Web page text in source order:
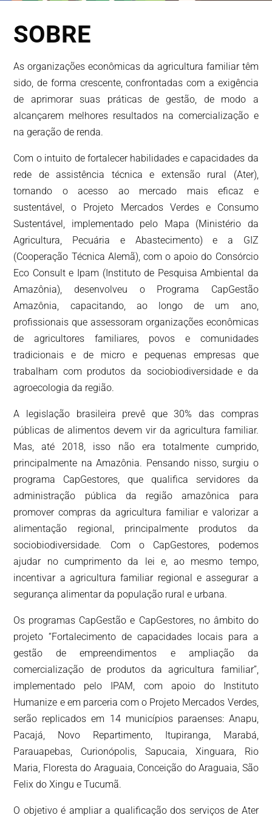
SOBRE
As organizações econômicas da agricultura familiar têm
sido, de forma crescente, confrontadas com a exigência
de aprimorar suas práticas de gestão, de modo a
alcançarem melhores resultados na comercialização e
na geração de renda.
Com o intuito de fortalecer habilidades e capacidades da
rede de assistência técnica e extensão rural (Ater),
tornando o acesso ao mercado mais eficaz e
sustentável, o Projeto Mercados Verdes e Consumo
Sustentável, implementado pelo Mapa (Ministério da
Agricultura, Pecuária e Abastecimento) e a GIZ
(Cooperação Técnica Alemã), com o apoio do Consórcio
Eco Consult e Ipam (Instituto de Pesquisa Ambiental da
Amazônia), desenvolveu o Programa CapGestão
Amazônia, capacitando, ao longo de um ano,
profissionais que assessoram organizações econômicas
de agricultores familiares, povos e comunidades
tradicionais e de micro e pequenas empresas que
trabalham com produtos da sociobiodiversidade e da
agroecologia da região.
A legislação brasileira prevê que 30% das compras
públicas de alimentos devem vir da agricultura familiar.
Mas, até 2018, isso não era totalmente cumprido,
principalmente na Amazônia. Pensando nisso, surgiu o
programa CapGestores, que qualifica servidores da
administração pública da região amazônica para
promover compras da agricultura familiar e valorizar a
alimentação regional, principalmente produtos da
sociobiodiversidade. Com o CapGestores, podemos
ajudar no cumprimento da lei e, ao mesmo tempo,
incentivar a agricultura familiar regional e assegurar a
segurança alimentar da população rural e urbana.
Os programas CapGestão e CapGestores, no âmbito do
projeto “Fortalecimento de capacidades locais para a
gestão de empreendimentos e ampliação da
comercialização de produtos da agricultura familiar”,
implementado pelo IPAM, com apoio do Instituto
Humanize e em parceria com o Projeto Mercados Verdes,
serão replicados em 14 municípios paraenses: Anapu,
Pacajá, Novo Repartimento, Itupiranga, Marabá,
Parauapebas, Curionópolis, Sapucaia, Xinguara, Rio
Maria, Floresta do Araguaia, Conceição do Araguaia, São
Felix do Xingu e Tucumã.
O objetivo é ampliar a qualificação dos serviços de Ater